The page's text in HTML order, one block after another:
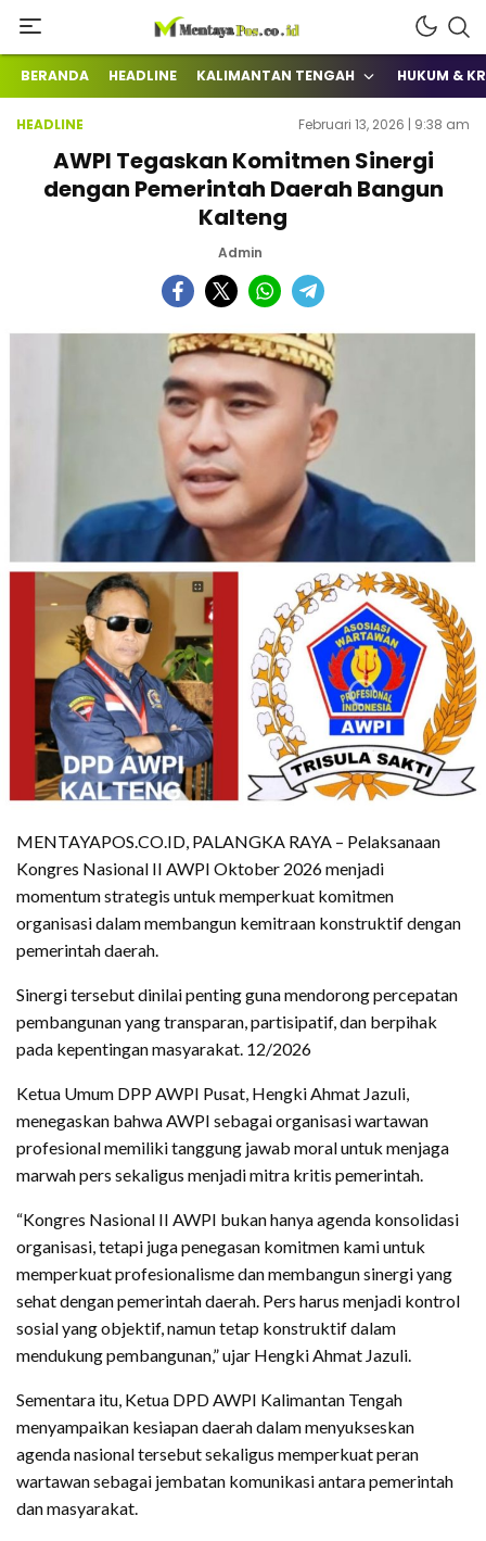
mentayapos.co.id
Terkini Mengabarkan
BERANDA HEADLINE KALIMANTAN TENGAH HUKUM &
HEADLINE Februari 13, 2026 | 9:38 am
AWPI Tegaskan Komitmen Sinergi
dengan Pemerintah Daerah Bangun
Kalteng
Admin
MENTAYAPOS.CO.ID, PALANGKA RAYA – Pelaksanaan
Kongres Nasional II AWPI Oktober 2026 menjadi
momentum strategis untuk memperkuat komitmen
organisasi dalam membangun kemitraan konstruktif dengan
pemerintah daerah.
Sinergi tersebut dinilai penting guna mendorong percepatan
pembangunan yang transparan, partisipatif, dan berpihak
pada kepentingan masyarakat. 12/2026
Ketua Umum DPP AWPI Pusat, Hengki Ahmat Jazuli,
menegaskan bahwa AWPI sebagai organisasi wartawan
profesional memiliki tanggung jawab moral untuk menjaga
marwah pers sekaligus menjadi mitra kritis pemerintah.
“Kongres Nasional II AWPI bukan hanya agenda konsolidasi
organisasi, tetapi juga penegasan komitmen kami untuk
memperkuat profesionalisme dan membangun sinergi yang
sehat dengan pemerintah daerah. Pers harus menjadi kontrol
sosial yang objektif, namun tetap konstruktif dalam
mendukung pembangunan,” ujar Hengki Ahmat Jazuli.
Sementara itu, Ketua DPD AWPI Kalimantan Tengah
menyampaikan kesiapan daerah dalam menyukseskan
agenda nasional tersebut sekaligus memperkuat peran
wartawan sebagai jembatan komunikasi antara pemerintah
dan masyarakat.